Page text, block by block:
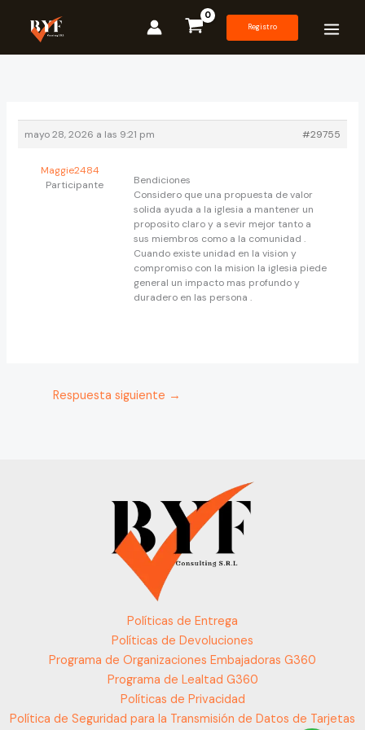
contenido
Registro
mayo 28, 2026 a las 9:21 pm #29755
Maggie2484
Participante
Bendiciones
Considero que una propuesta de valor
solida ayuda a la iglesia a mantener un
proposito claro y a sevir mejor tanto a
sus miembros como a la comunidad .
Cuando existe unidad en la vision y
compromiso con la mision la iglesia piede
general un impacto mas profundo y
duradero en las persona .
Respuesta siguiente →
Políticas de Entrega
Políticas de Devoluciones
Programa de Organizaciones Embajadoras G360
Programa de Lealtad G360
Políticas de Privacidad
Política de Seguridad para la Transmisión de Datos de Tarjetas